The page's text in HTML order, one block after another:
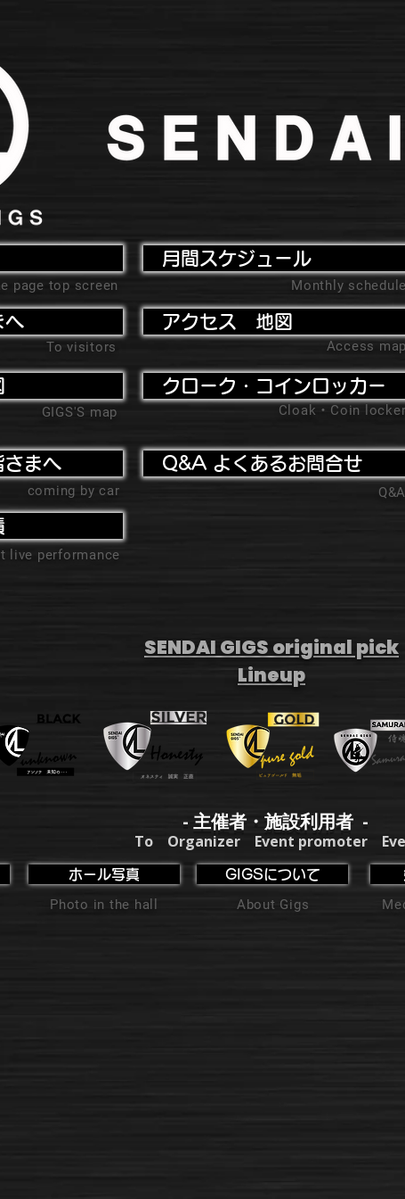
page top screen
へ
To visitors
GIGS'S map
月間スケジュール
Monthly schedule
アクセス 地図
Access map
クローク・コインロッカー
Cloak・Coin locker
まへ
coming by car
live performance
Q&A よくあるお問合せ
Q&A
SENDAI GIGS original pick
Lineup
- 主催者・施設利用者 -
To Organizer Event promoter
ホール写真
Photo in the hall
GIGSについて
About Gigs